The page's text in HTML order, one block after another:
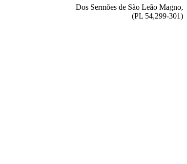
Dos Sermões de São Leão Magno,
(PL 54,299-301)